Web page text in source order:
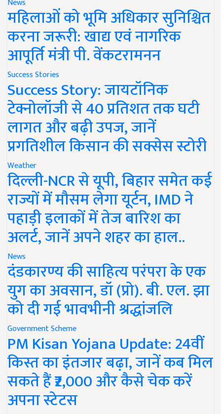
महिलाओं को भूमि अधिकार सुनिश्चित
करना जरूरी: खाद्य एवं नागरिक
आपूर्ति मंत्री पी. वेंकटरामनन
Success Stories
Success Story: जायटॉनिक
टेक्नोलॉजी से 40 प्रतिशत तक घटी
लागत और बढ़ी उपज, जानें
प्रगतिशील किसान की सक्सेस स्टोरी
Weather
दिल्ली-NCR से यूपी, बिहार समेत कई
राज्यों में मौसम लेगा यूर्टन, IMD ने
पहाड़ी इलाकों में तेज बारिश का
अलर्ट, जानें अपने शहर का हाल..
News
दंडकारण्य की साहित्य परंपरा के एक
युग का अवसान, डॉ (प्रो). बी. एल. झा
को दी गई भावभीनी श्रद्धांजलि
Government Scheme
PM Kisan Yojana Update: 24वीं
किस्त का इंतजार बढ़ा, जानें कब मिल
सकते हैं ₹2,000 और कैसे चेक करें
अपना स्टेटस